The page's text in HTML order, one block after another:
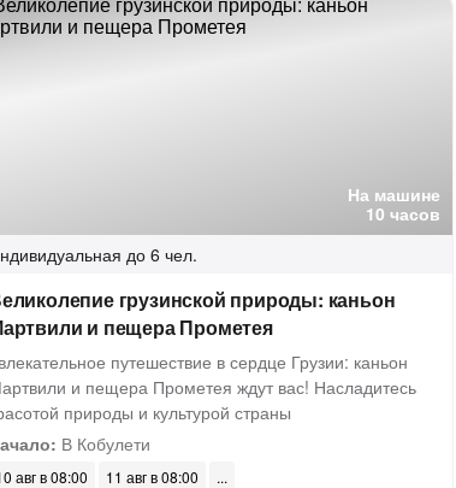
На машине
10 часов
до 6 чел.
грузинской природы: каньон
и пещера Прометея
путешествие в сердце Грузии: каньон
и пещера Прометея ждут вас! Насладитесь
природы и культурой страны
В Кобулети
авг в 08:00
11 авг в 08:00